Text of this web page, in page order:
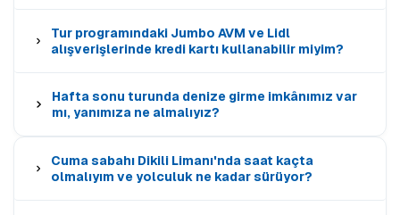
Tur programındaki Jumbo AVM ve Lidl
alışverişlerinde kredi kartı kullanabilir miyim?
Hafta sonu turunda denize girme imkânımız var
mı, yanımıza ne almalıyız?
Cuma sabahı Dikili Limanı'nda saat kaçta
olmalıyım ve yolculuk ne kadar sürüyor?